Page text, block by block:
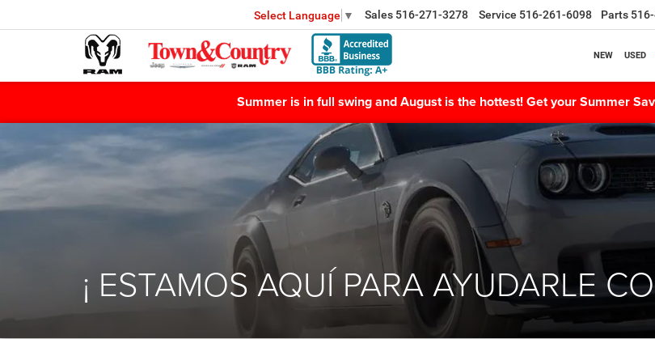
Select Language ▼ Sales 516-271-3278 Service 516-261-6098 Parts
NEW USED
Summer is in full swing and August is the hottest! Get your Summer
¡ ESTAMOS AQUÍ PARA AYUDARLE